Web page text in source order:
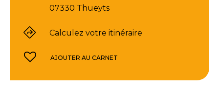
07330 Thueyts
Calculez votre itinéraire
AJOUTER AU CARNET